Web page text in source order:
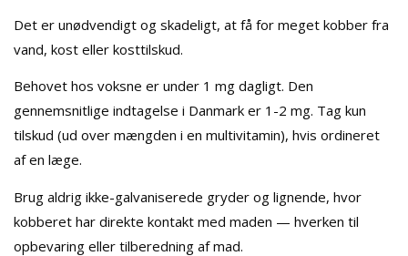
Det er unødvendigt og skadeligt, at få for meget kobber fra
vand, kost eller kosttilskud.
Behovet hos voksne er under 1 mg dagligt. Den
gennemsnitlige indtagelse i Danmark er 1-2 mg. Tag kun
tilskud (ud over mængden i en multivitamin), hvis ordineret
af en læge.
Brug aldrig ikke-galvaniserede gryder og lignende, hvor
kobberet har direkte kontakt med maden — hverken til
opbevaring eller tilberedning af mad.